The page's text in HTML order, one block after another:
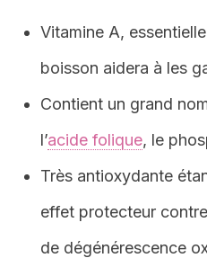
Vitamine A,
boisson aidera à les
Contient un grand
l’acide folique, le
Très antioxydante
effet protecteur
de dégénérescence